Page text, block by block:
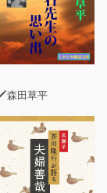
森田草平